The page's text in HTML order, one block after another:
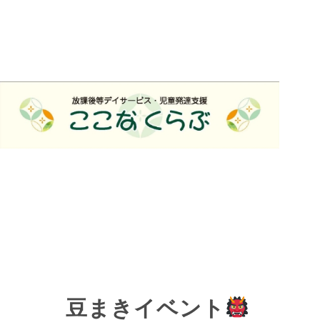
豆まきイベント